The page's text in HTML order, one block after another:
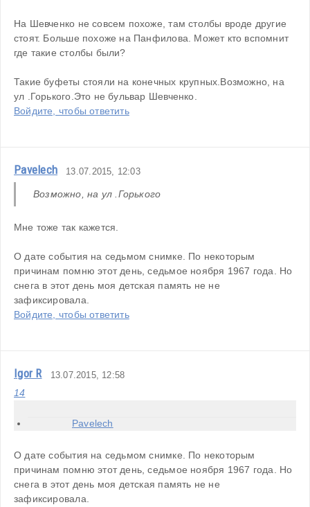
На Шевченко не совсем похоже, там столбы вроде другие
стоят. Больше похоже на Панфилова. Может кто вспомнит
где такие столбы были?
Такие буфеты стояли на конечных крупных.Возможно, на
ул .Горького.Это не бульвар Шевченко.
Войдите, чтобы ответить
Pavelech 13.07.2015, 12:03
Возможно, на ул .Горького
Мне тоже так кажется.
О дате события на седьмом снимке. По некоторым
причинам помню этот день, седьмое ноября 1967 года. Но
снега в этот день моя детская память не не
зафиксировала.
Войдите, чтобы ответить
Igor R 13.07.2015, 12:58
14
Pavelech
О дате события на седьмом снимке. По некоторым
причинам помню этот день, седьмое ноября 1967 года. Но
снега в этот день моя детская память не не
зафиксировала.